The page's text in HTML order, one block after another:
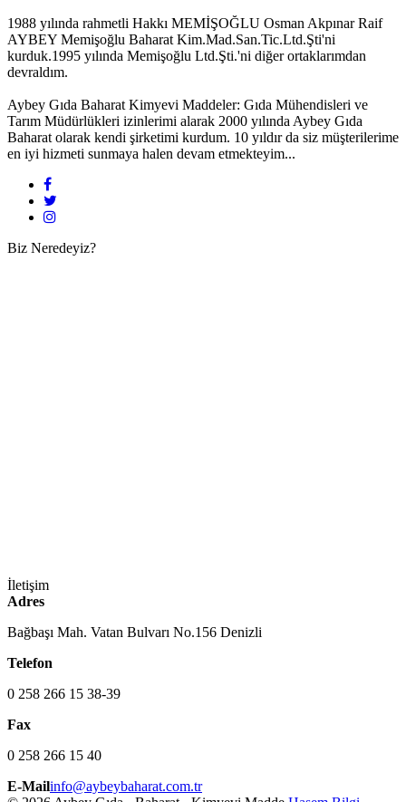
1988 yılında rahmetli Hakkı MEMİŞOĞLU Osman Akpınar Raif
AYBEY Memişoğlu Baharat Kim.Mad.San.Tic.Ltd.Şti'ni
kurduk.1995 yılında Memişoğlu Ltd.Şti.'ni diğer ortaklarımdan
devraldım.
Aybey Gıda Baharat Kimyevi Maddeler: Gıda Mühendisleri ve
Tarım Müdürlükleri izinlerimi alarak 2000 yılında Aybey Gıda
Baharat olarak kendi şirketimi kurdum. 10 yıldır da siz müşterilerime
en iyi hizmeti sunmaya halen devam etmekteyim...
Biz Neredeyiz?
İletişim
Adres
Bağbaşı Mah. Vatan Bulvarı No.156 Denizli
Telefon
0 258 266 15 38-39
Fax
0 258 266 15 40
E-Mailinfo@aybeybaharat.com.tr